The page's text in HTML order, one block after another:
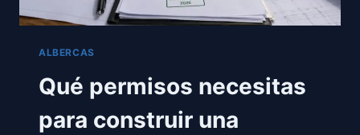
ALBERCAS
Qué permisos necesitas
para construir una